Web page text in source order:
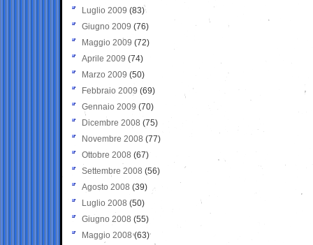
Luglio 2009 (83)
Giugno 2009 (76)
Maggio 2009 (72)
Aprile 2009 (74)
Marzo 2009 (50)
Febbraio 2009 (69)
Gennaio 2009 (70)
Dicembre 2008 (75)
Novembre 2008 (77)
Ottobre 2008 (67)
Settembre 2008 (56)
Agosto 2008 (39)
Luglio 2008 (50)
Giugno 2008 (55)
Maggio 2008(63)